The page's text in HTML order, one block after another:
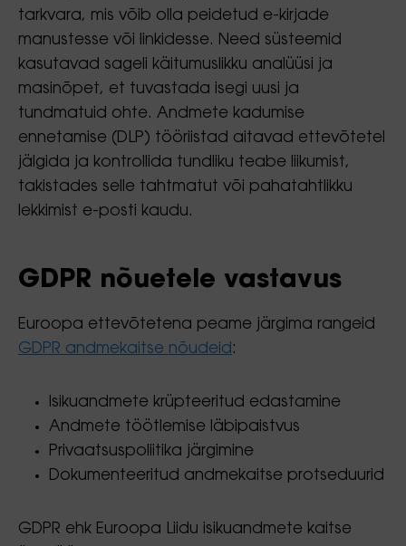
tarkvara, mis võib olla peidetud e-kirjade
manustesse või linkidesse. Need süsteemid
kasutavad sageli käitumuslikku analüüsi ja
masinõpet, et tuvastada isegi uusi ja
tundmatuid ohte. Andmete kadumise
ennetamise (DLP) tööriistad aitavad ettevõtetel
jälgida ja kontrollida tundliku teabe liikumist,
takistades selle tahtmatut või pahatahtlikku
lekkimist e-posti kaudu.
GDPR nõuetele vastavus
Euroopa ettevõtetena peame järgima rangeid
GDPR andmekaitse nõudeid :
Isikuandmete krüpteeritud edastamine
Andmete töötlemise läbipaistvus
Privaatsuspoliitika järgimine
Dokumenteeritud andmekaitse protseduurid
GDPR ehk Euroopa Liidu isikuandmete kaitse